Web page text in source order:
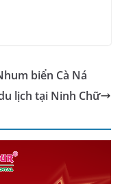
biển Cà Ná
lịch tại Ninh Chữ